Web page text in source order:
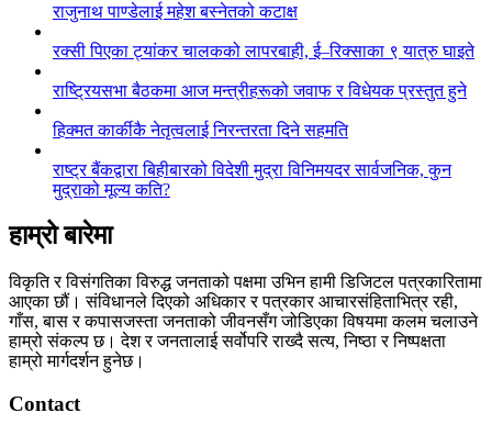
राजुनाथ पाण्डेलाई महेश बस्नेतको कटाक्ष
रक्सी पिएका ट्यांकर चालकको लापरबाही, ई–रिक्साका ९ यात्रु घाइते
राष्ट्रियसभा बैठकमा आज मन्त्रीहरूको जवाफ र विधेयक प्रस्तुत हुने
हिक्मत कार्कीकै नेतृत्वलाई निरन्तरता दिने सहमति
राष्ट्र बैंकद्वारा बिहीबारको विदेशी मुद्रा विनिमयदर सार्वजनिक, कुन
मुद्राको मूल्य कति?
हाम्रो बारेमा
विकृति र विसंगतिका विरुद्ध जनताको पक्षमा उभिन हामी डिजिटल पत्रकारितामा
आएका छौं। संविधानले दिएको अधिकार र पत्रकार आचारसंहिताभित्र रही,
गाँस, बास र कपासजस्ता जनताको जीवनसँग जोडिएका विषयमा कलम चलाउने
हाम्रो संकल्प छ। देश र जनतालाई सर्वोपरि राख्दै सत्य, निष्ठा र निष्पक्षता
हाम्रो मार्गदर्शन हुनेछ।
Contact